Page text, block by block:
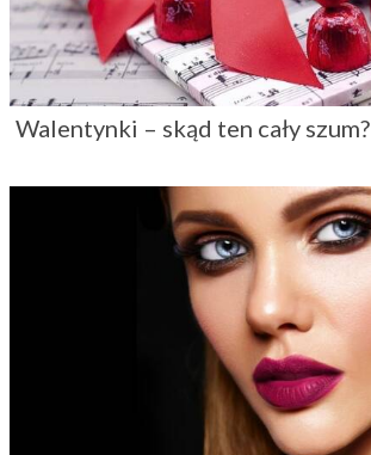
Walentynki – skąd ten cały szum?